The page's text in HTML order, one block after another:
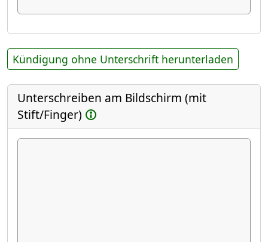
Kündigung ohne Unterschrift herunterladen
Unterschreiben am Bildschirm (mit
Stift/Finger)